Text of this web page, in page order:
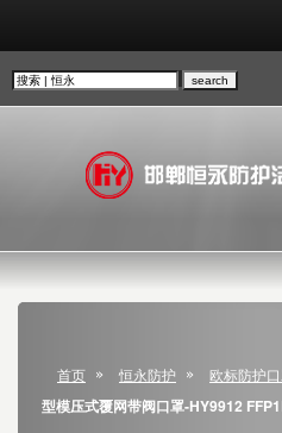
首页 恒永防护 欧标防护
型模压式覆网带阀口罩-HY9912